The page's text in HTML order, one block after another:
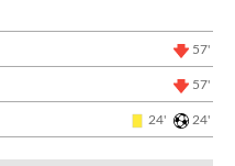
57'
57'
24' 24'